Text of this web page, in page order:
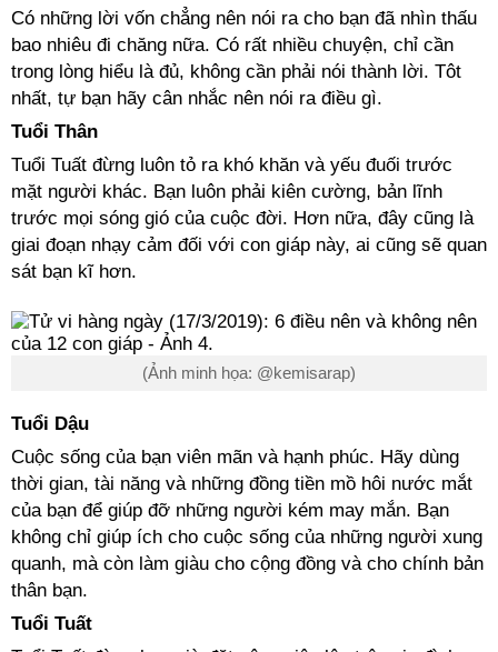
Có những lời vốn chẳng nên nói ra cho bạn đã nhìn thấu
bao nhiêu đi chăng nữa. Có rất nhiều chuyện, chỉ cần
trong lòng hiểu là đủ, không cần phải nói thành lời. Tôt
nhất, tự bạn hãy cân nhắc nên nói ra điều gì.
Tuổi Thân
Tuổi Tuất đừng luôn tỏ ra khó khăn và yếu đuối trước
mặt người khác. Bạn luôn phải kiên cường, bản lĩnh
trước mọi sóng gió của cuộc đời. Hơn nữa, đây cũng là
giai đoạn nhạy cảm đối với con giáp này, ai cũng sẽ quan
sát bạn kĩ hơn.
(Ảnh minh họa: @kemisarap)
Tuổi Dậu
Cuộc sống của bạn viên mãn và hạnh phúc. Hãy dùng
thời gian, tài năng và những đồng tiền mồ hôi nước mắt
của bạn để giúp đỡ những người kém may mắn. Bạn
không chỉ giúp ích cho cuộc sống của những người xung
quanh, mà còn làm giàu cho cộng đồng và cho chính bản
thân bạn.
Tuổi Tuất